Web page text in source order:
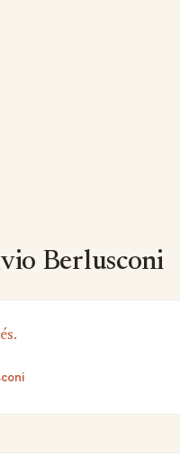
Berlusconi